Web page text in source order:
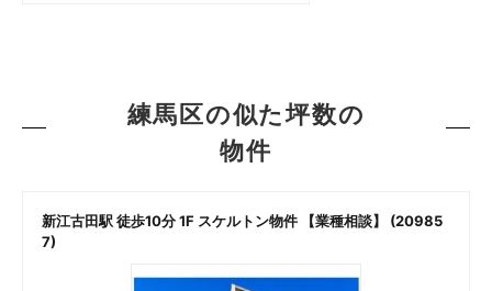
練馬区の似た坪数の
物件
新江古田駅 徒歩10分 1F スケルトン物件 【業種相談】 (20985
7)